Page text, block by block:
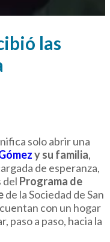
las
solo abrir una
y su familia,
de esperanza,
del Programa de
de la Sociedad de San
con un hogar
paso a paso, hacia la